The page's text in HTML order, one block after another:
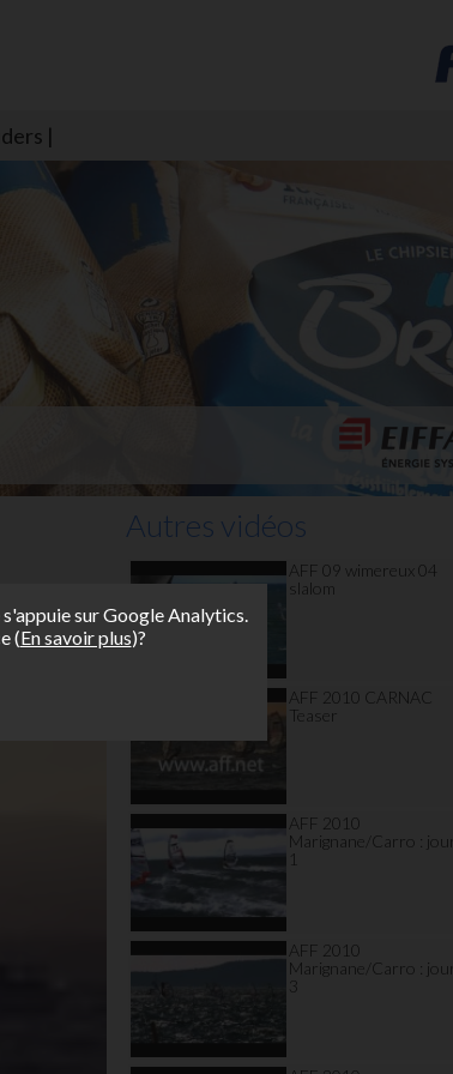
jamais le goût des
Autres vidéos
AFF 09 wimereux 04
slalom
AFF 2010 CARNAC
Teaser
AFF 2010
Marignane/Carro : jour
1
AFF 2010
Marignane/Carro : jour
3
sur Google Analytics.
(En savoir plus)?